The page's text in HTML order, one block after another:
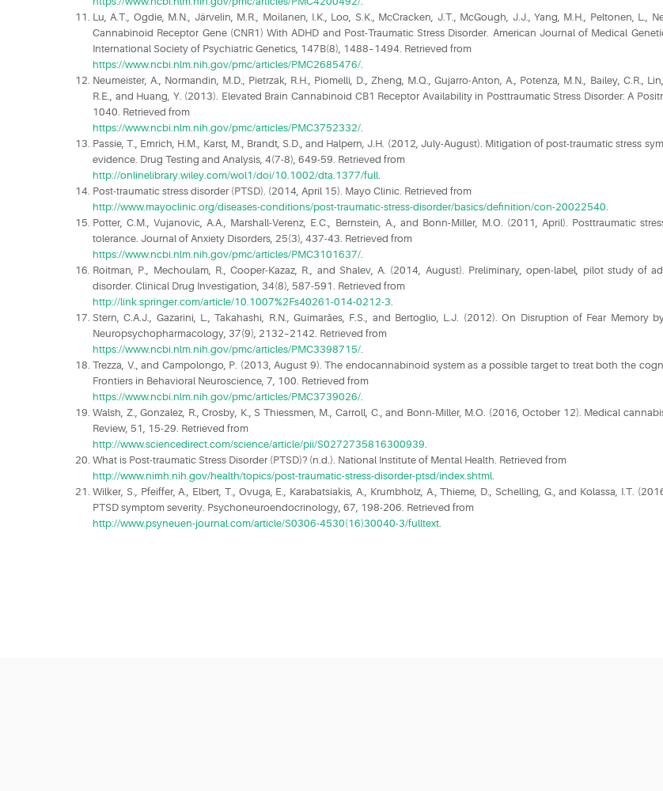
Lu, A.T., Ogdie, M.N., Järvelin, M.R., Moilanen, I.K., Loo, S.K., McCracken, J.T., McGough, J.J., Yang, M.H., Peltonen, L.,
Cannabinoid Receptor Gene (CNR1) With ADHD and Post-Traumatic Stress Disorder. American Journal of Medical
International Society of Psychiatric Genetics, 147B(8), 1488–1494. Retrieved from
https://www.ncbi.nlm.nih.gov/pmc/articles/PMC2685476/
Neumeister, A., Normandin, M.D., Pietrzak, R.H., Piomelli, D., Zheng, M.Q., Gujarro-Anton, A., Potenza, M.N., Bailey, C.R.,
R.E., and Huang, Y. (2013). Elevated Brain Cannabinoid CB1 Receptor Availability in Posttraumatic Stress Disorder: A
1040. Retrieved from
https://www.ncbi.nlm.nih.gov/pmc/articles/PMC3752332/
Passie, T., Emrich, H.M., Karst, M., Brandt, S.D., and Halpern, J.H. (2012, July-August). Mitigation of post-traumatic stress
evidence. Drug Testing and Analysis, 4(7-8), 649-59. Retrieved from
http://onlinelibrary.wiley.com/wol1/doi/10.1002/dta.1377/full
Post-traumatic stress disorder (PTSD). (2014, April 15). Mayo Clinic. Retrieved from
http://www.mayoclinic.org/diseases-conditions/post-traumatic-stress-disorder/basics/definition/con-20022540
Potter, C.M., Vujanovic, A.A., Marshall-Verenz, E.C., Bernstein, A., and Bonn-Miller, M.O. (2011, April). Posttraumatic
tolerance. Journal of Anxiety Disorders, 25(3), 437-43. Retrieved from
https://www.ncbi.nlm.nih.gov/pmc/articles/PMC3101637/
Roitman, P., Mechoulam, R., Cooper-Kazaz, R., and Shalev, A. (2014, August). Preliminary, open-­label, pilot study
disorder. Clinical Drug Investigation, 34(8), 587-591. Retrieved from
http://link.springer.com/article/10.1007%2Fs40261-014-0212-3
Stern, C.A.J., Gazarini, L., Takahashi, R.N., Guimarães, F.S., and Bertoglio, L.J. (2012). On Disruption of Fear
Neuropsychopharmacology, 37(9), 2132–2142. Retrieved from
https://www.ncbi.nlm.nih.gov/pmc/articles/PMC3398715/
Trezza, V., and Campolongo, P. (2013, August 9). The endocannabinoid system as a possible target to treat both the
Frontiers in Behavioral Neuroscience, 7, 100. Retrieved from
https://www.ncbi.nlm.nih.gov/pmc/articles/PMC3739026/
Walsh, Z., Gonzalez, R., Crosby, K., S Thiessmen, M., Carroll, C., and Bonn-Miller, M.O. (2016, October 12). Medical
Review, 51, 15-29. Retrieved from
http://www.sciencedirect.com/science/article/pii/S0272735816300939
What is Post-traumatic Stress Disorder (PTSD)? (n.d.). National Institute of Mental Health. Retrieved from
http://www.nimh.nih.gov/health/topics/post-traumatic-stress-disorder-ptsd/index.shtml
Wilker, S., Pfeiffer, A., Elbert, T., Ovuga, E., Karabatsiakis, A., Krumbholz, A., Thieme, D., Schelling, G., and Kolassa, I.T.
PTSD symptom severity. Psychoneuroendocrinology, 67, 198-206. Retrieved from
http://www.psyneuen-journal.com/article/S0306-4530(16)30040-3/fulltext